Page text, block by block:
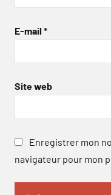
E-mail *
Site web
Enregistrer mon
navigateur pour mon